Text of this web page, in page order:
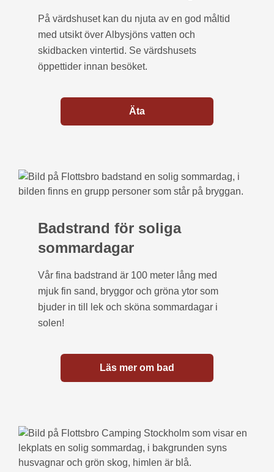
På värdshuset kan du njuta av en god måltid
med utsikt över Albysjöns vatten och
skidbacken vintertid. Se värdshusets
öppettider innan besöket.
Äta
Badstrand för soliga
sommardagar
Vår fina badstrand är 100 meter lång med
mjuk fin sand, bryggor och gröna ytor som
bjuder in till lek och sköna sommardagar i
solen!
Läs mer om bad